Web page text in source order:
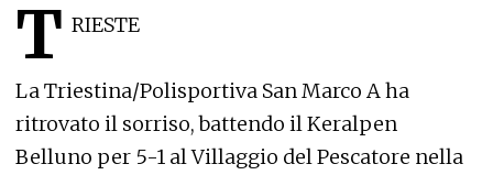
T RIESTE
La Triestina/Polisportiva San Marco A ha
ritrovato il sorriso, battendo il Keralpen
Belluno per 5-1 al Villaggio del Pescatore nella